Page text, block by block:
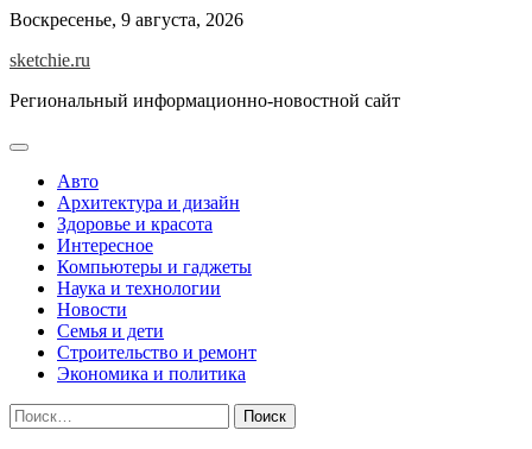
Skip
content
Воскресенье, 9 августа, 2026
sketchie.ru
Региональный информационно-новостной сайт
Авто
Архитектура и дизайн
Здоровье и красота
Интересное
Компьютеры и гаджеты
Наука и технологии
Новости
Семья и дети
Строительство и ремонт
Экономика и политика
Найти: